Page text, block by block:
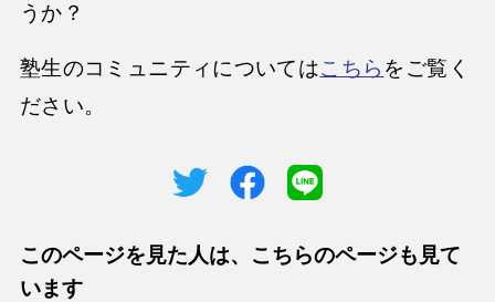
うか？
塾生のコミュニティについてはこちら をご覧く
ださい。
このページを見た人は、こちらのページも見て
います